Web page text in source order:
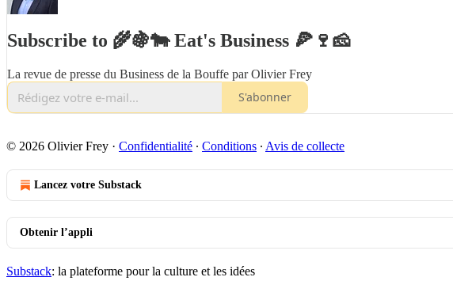
Subscribe to 🌾🍇🐄 Eat's Business 🍕🍷🧀
La revue de presse du Business de la Bouffe par Olivier Frey
S'abonner
© 2026 Olivier Frey · Confidentialité ∙ Conditions ∙ Avis de collecte
Lancez votre Substack
Obtenir l’appli
Substack: la plateforme pour la culture et les idées